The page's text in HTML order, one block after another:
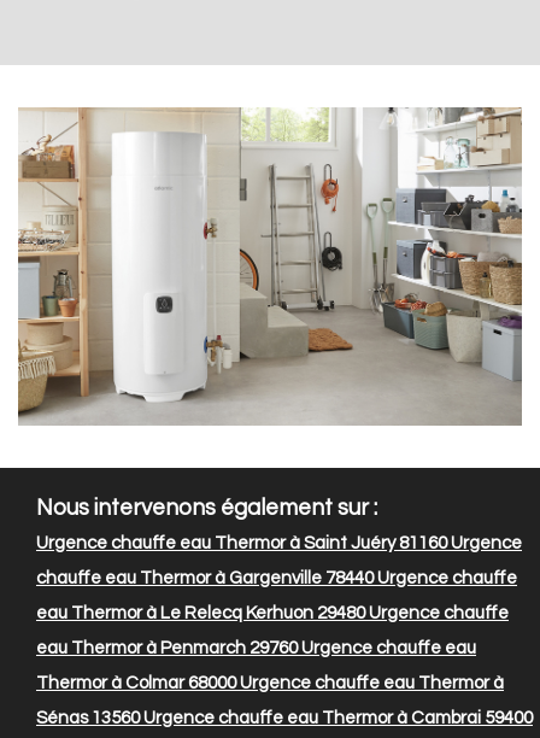
Nous intervenons également sur :
Urgence chauffe eau Thermor à Saint Juéry 81160Urgence
chauffe eau Thermor à Gargenville 78440Urgence chauffe
eau Thermor à Le Relecq Kerhuon 29480Urgence chauffe
eau Thermor à Penmarch 29760Urgence chauffe eau
Thermor à Colmar 68000Urgence chauffe eau Thermor à
Sénas 13560Urgence chauffe eau Thermor à Cambrai 59400